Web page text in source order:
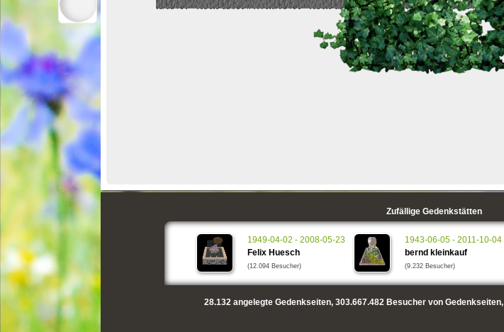
Zufällige Gedenkstätten
1949-04-02 - 2008-05-23
Felix Huesch
(12.094 Besucher)
1943-06-05 - 2011-10-04
bernd kleinkauf
(9.232 Besucher)
28.132angelegte Gedenkseiten, 303.667.482Besucher von Gedenkseiten,